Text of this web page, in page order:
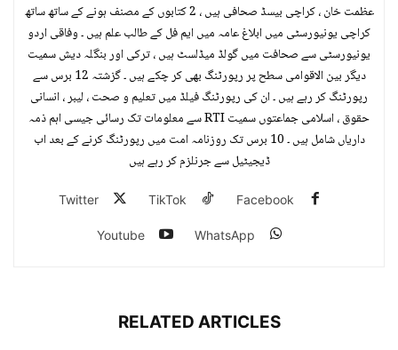
عظمت خان ، کراچی بیسڈ صحافی ہیں ، 2 کتابوں کے مصنف ہونے کے ساتھ ساتھ
کراچی یونیورسٹی میں ابلاغ عامہ میں ایم فل کے طالب علم ہیں ۔ وفاقی اردو
یونیورسٹی سے صحافت میں گولڈ میڈلسٹ ہیں ، ترکی اور بنگلہ دیش سمیت
دیگر بین الاقوامی سطح پر رپورٹنگ بھی کر چکے ہیں ۔ گزشتہ 12 برس سے
رپورٹنگ کر رہے ہیں ۔ ان کی رپورٹنگ فیلڈ میں تعلیم و صحت ، لیبر ، انسانی
حقوق ، اسلامی جماعتوں سمیت RTI سے معلومات تک رسائی جیسی اہم ذمہ
داریاں شامل ہیں ۔ 10 برس تک روزنامہ امت میں رپورٹنگ کرنے کے بعد اب
ڈیجیٹیل سے جرنلزم کر رہے ہیں
Facebook
TikTok
Twitter
WhatsApp
Youtube
RELATED ARTICLES